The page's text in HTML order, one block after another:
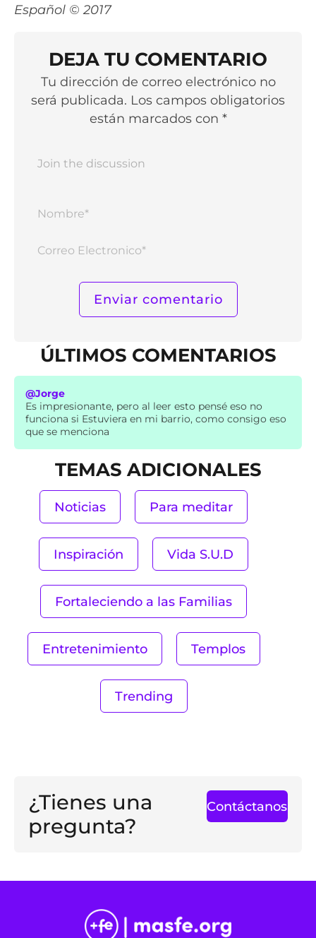
Español © 2017
DEJA TU COMENTARIO
Tu dirección de correo electrónico no
será publicada. Los campos obligatorios
están marcados con *
ÚLTIMOS COMENTARIOS
@Jorge
Es impresionante, pero al leer esto pensé eso no
funciona si Estuviera en mi barrio, como consigo eso
que se menciona
TEMAS ADICIONALES
Noticias Para meditar
Inspiración Vida S.U.D
Fortaleciendo a las Familias
Entretenimiento Templos
Trending
¿Tienes una
pregunta?
Contáctanos